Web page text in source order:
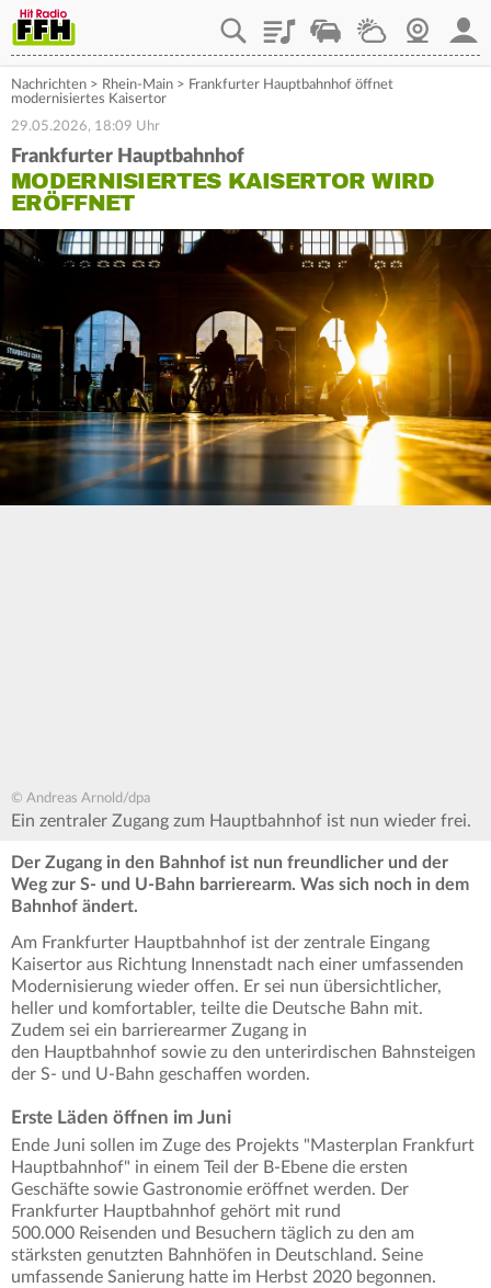
PlaylistStaupilotWetterWebcam
Nachrichten > Rhein-Main > Frankfurter Hauptbahnhof öffnet
modernisiertes Kaisertor
29.05.2026, 18:09 Uhr
Frankfurter Hauptbahnhof
MODERNISIERTES KAISERTOR WIRD
ERÖFFNET
© Andreas Arnold/dpa
Ein zentraler Zugang zum Hauptbahnhof ist nun wieder frei.
Der Zugang in den Bahnhof ist nun freundlicher und der
Weg zur S- und U-Bahn barrierearm. Was sich noch in dem
Bahnhof ändert.
Am Frankfurter Hauptbahnhof ist der zentrale Eingang
Kaisertor aus Richtung Innenstadt nach einer umfassenden
Modernisierung wieder offen. Er sei nun übersichtlicher,
heller und komfortabler, teilte die Deutsche Bahn mit.
Zudem sei ein barrierearmer Zugang in
den Hauptbahnhof sowie zu den unterirdischen Bahnsteigen
der S- und U-Bahn geschaffen worden.
Erste Läden öffnen im Juni
Ende Juni sollen im Zuge des Projekts "Masterplan Frankfurt
Hauptbahnhof" in einem Teil der B-Ebene die ersten
Geschäfte sowie Gastronomie eröffnet werden. Der
Frankfurter Hauptbahnhof gehört mit rund
500.000 Reisenden und Besuchern täglich zu den am
stärksten genutzten Bahnhöfen in Deutschland. Seine
umfassende Sanierung hatte im Herbst 2020 begonnen.